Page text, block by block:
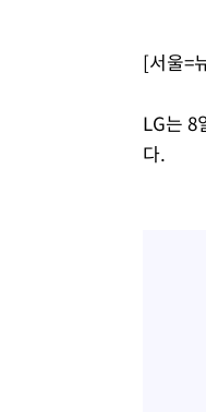
[서울=
LG는 8
다.